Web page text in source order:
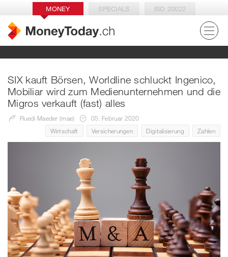
MONEY SPECIALS ISO 20022
SIX kauft Börsen, Worldline schluckt Ingenico,
Mobiliar wird zum Medienunternehmen und die
Migros verkauft (fast) alles
Ruedi Maeder (mae)
05. Februar 2020
Wirtschaft
Versicherungen Digitalisierung Zahlen